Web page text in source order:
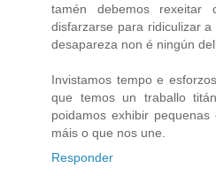
tamén debemos rexeitar
disfarzarse para ridiculizar
desapareza non é ningún
Invistamos tempo e
que temos un traballo
poidamos exhibir
máis o que nos une.
Responder